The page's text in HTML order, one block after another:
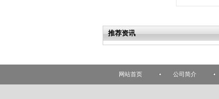
推荐资讯
网站首页 公司简介